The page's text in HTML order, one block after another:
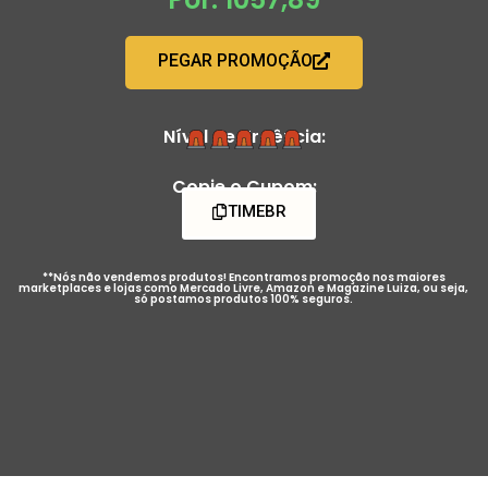
PEGAR PROMOÇÃO
Nível de Urgência:
Copie o Cupom:
TIMEBR
**Nós não vendemos produtos! Encontramos promoção nos maiores
marketplaces e lojas como Mercado Livre, Amazon e Magazine Luiza, ou seja,
só postamos produtos 100% seguros.